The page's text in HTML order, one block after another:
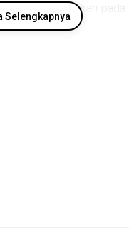
RAM. Sedangkan pada
kamera depan Single
Selengkapnya